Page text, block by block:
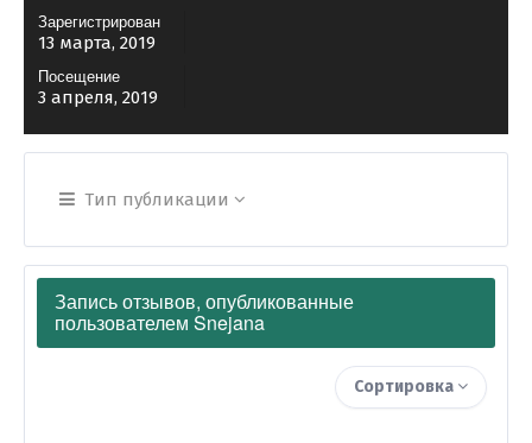
Зарегистрирован
13 марта, 2019
Посещение
3 апреля, 2019
Тип публикации
Запись отзывов, опубликованные
пользователем Snejana
Сортировка